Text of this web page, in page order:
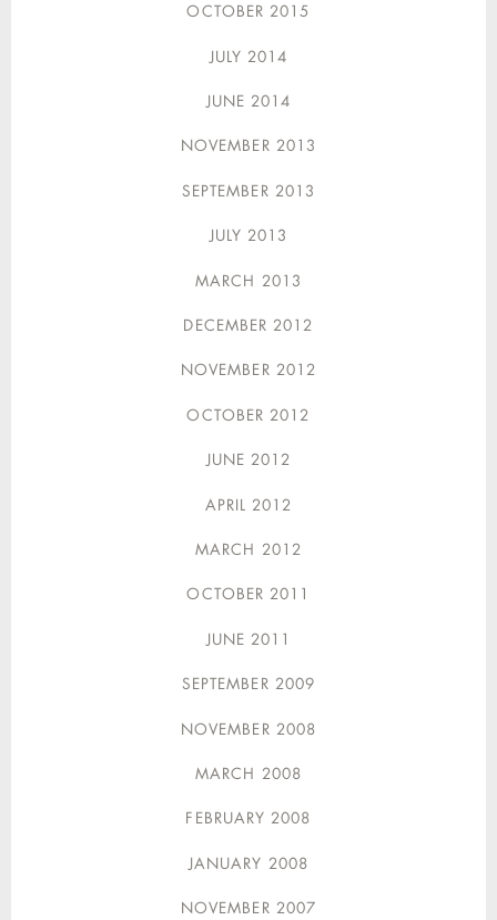
OCTOBER 2015
JULY 2014
JUNE 2014
NOVEMBER 2013
SEPTEMBER 2013
JULY 2013
MARCH 2013
DECEMBER 2012
NOVEMBER 2012
OCTOBER 2012
JUNE 2012
APRIL 2012
MARCH 2012
OCTOBER 2011
JUNE 2011
SEPTEMBER 2009
NOVEMBER 2008
MARCH 2008
FEBRUARY 2008
JANUARY 2008
NOVEMBER 2007